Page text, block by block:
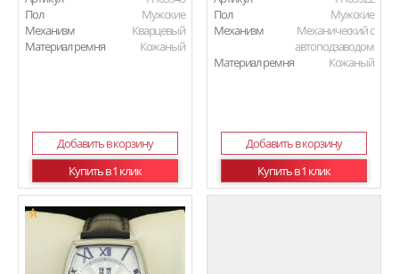
Пол
Мужские
Механизм
Кварцевый
Материал ремня
Кожаный
Добавить в корзину
Купить в 1 клик
Пол
Мужские
Механизм
Механический с
автоподзаводом
Материал ремня
Кожаный
Добавить в корзину
Купить в 1 клик